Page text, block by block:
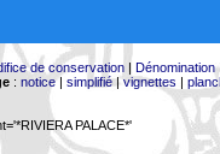
de conservation| Dénomination
: notice| simplifié|vignettes |
PALACE*'